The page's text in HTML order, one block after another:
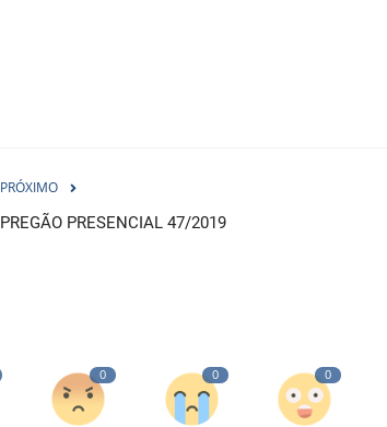
PRÓXIMO
PREGÃO PRESENCIAL 47/2019
0 0 0